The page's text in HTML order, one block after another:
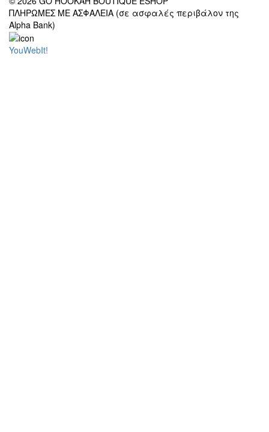
ΠΛΗΡΩΜΕΣ ΜΕ ΑΣΦΑΛΕΙΑ (σε ασφαλές περιβάλον της
Alpha Bank)
YouWebIt!